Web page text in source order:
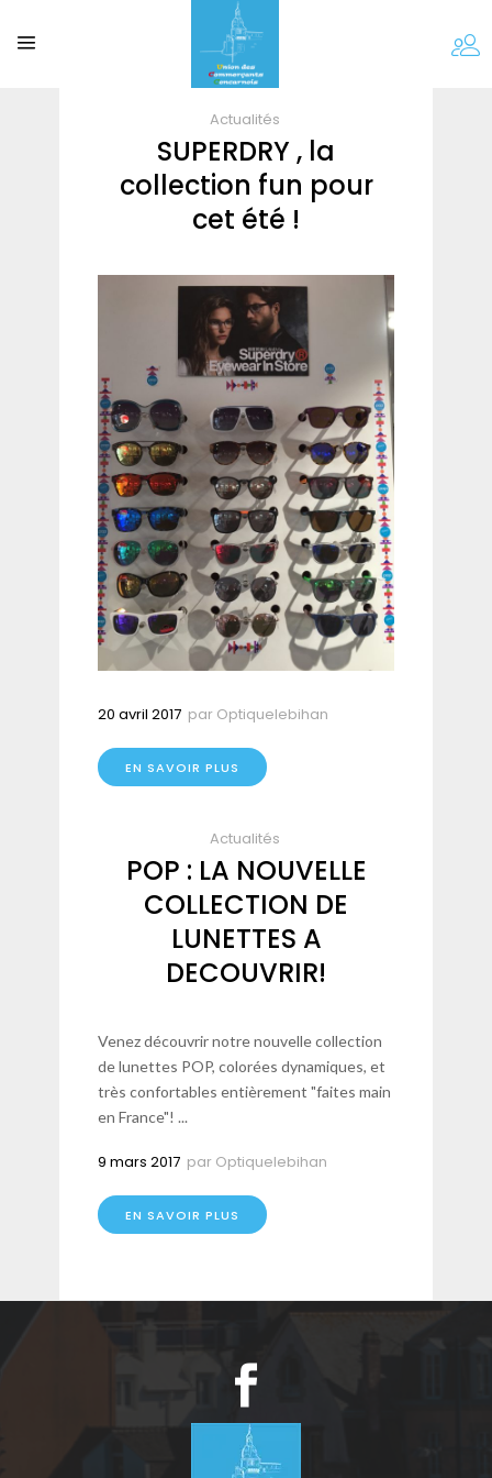
Actualités
SUPERDRY , la
collection fun pour
cet été !
20 avril 2017 par Optiquelebihan
EN SAVOIR PLUS
Actualités
POP : LA NOUVELLE
COLLECTION DE
LUNETTES A
DECOUVRIR!
Venez découvrir notre nouvelle collection
de lunettes POP, colorées dynamiques, et
très confortables entièrement "faites main
en France"! ...
9 mars 2017 par Optiquelebihan
EN SAVOIR PLUS